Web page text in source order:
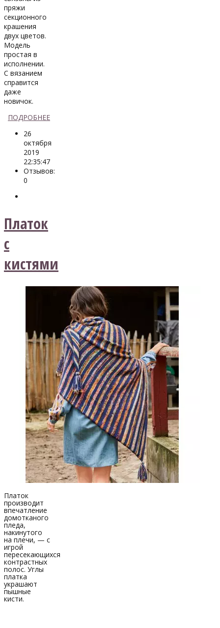
пряжи
секционного
крашения
двух цветов.
Модель
простая в
исполнении.
С вязанием
справится
даже
новичок.
ПОДРОБНЕЕ
26
октября
2019
22:35:47
Отзывов:
0
Платок
с
кистями
Платок
производит
впечатление
домотканого
пледа,
накинутого
на плечи, — с
игрой
пересекающихся
контрастных
полос. Углы
платка
украшают
пышные
кисти.